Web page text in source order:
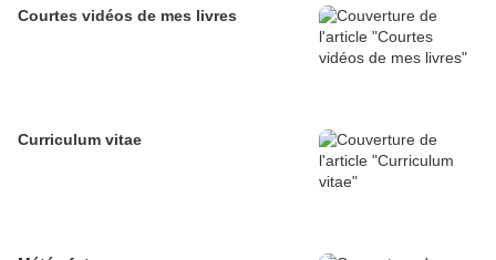
Courtes vidéos de mes livres
Curriculum vitae